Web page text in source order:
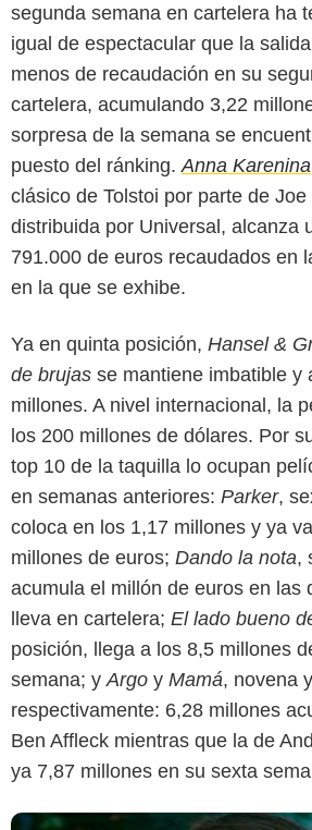
segunda semana en cartelera ha
igual de espectacular que la
menos de recaudación en su
cartelera, acumulando 3,22
sorpresa de la semana se
puesto del ránking. Anna Karenina
clásico de Tolstoi por parte de
distribuida por Universal, alcanza
791.000 de euros recaudados en
en la que se exhibe.
Ya en quinta posición, Hansel &
de brujas se mantiene imbatible y
millones. A nivel internacional, la
los 200 millones de dólares. Por
top 10 de la taquilla lo ocupan
en semanas anteriores: Parker,
coloca en los 1,17 millones y ya
millones de euros; Dando la nota,
acumula el millón de euros en las
lleva en cartelera; El lado bueno
posición, llega a los 8,5 millones
semana; y Argo y Mamá, novena
respectivamente: 6,28 millones
Ben Affleck mientras que la de
ya 7,87 millones en su sexta